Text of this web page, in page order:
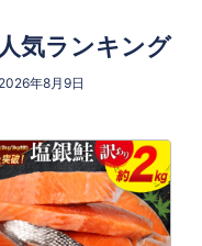
気ランキング
年8月9日